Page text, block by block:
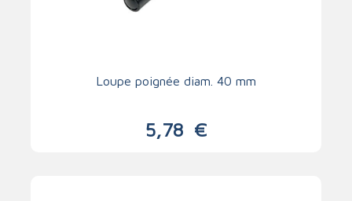
Loupe poignée diam. 40 mm
5,78 €